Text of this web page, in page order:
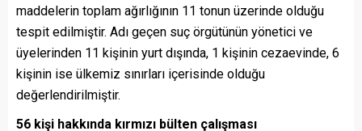
maddelerin toplam ağırlığının 11 tonun üzerinde olduğu
tespit edilmiştir. Adı geçen suç örgütünün yönetici ve
üyelerinden 11 kişinin yurt dışında, 1 kişinin cezaevinde, 6
kişinin ise ülkemiz sınırları içerisinde olduğu
değerlendirilmiştir.
56 kişi hakkında kırmızı bülten çalışması